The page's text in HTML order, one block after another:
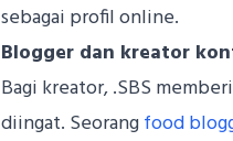
sebagai profil online.
Blogger dan kreator
Bagi kreator, .SBS
diingat. Seorangfood